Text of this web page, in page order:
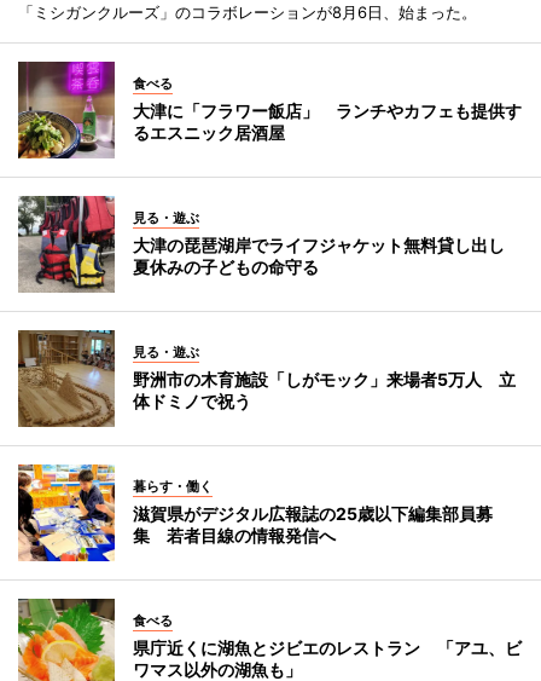
「ミシガンクルーズ」のコラボレーションが8月6日、始まった。
食べる
大津に「フラワー飯店」 ランチやカフェも提供す
るエスニック居酒屋
見る・遊ぶ
大津の琵琶湖岸でライフジャケット無料貸し出し
夏休みの子どもの命守る
見る・遊ぶ
野洲市の木育施設「しがモック」来場者5万人 立
体ドミノで祝う
暮らす・働く
滋賀県がデジタル広報誌の25歳以下編集部員募
集 若者目線の情報発信へ
食べる
県庁近くに湖魚とジビエのレストラン 「アユ、ビ
ワマス以外の湖魚も」